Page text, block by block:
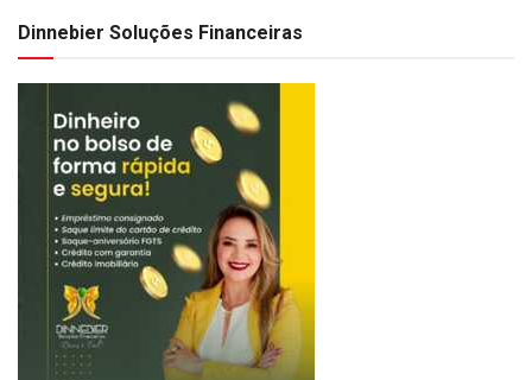
Dinnebier Soluções Financeiras